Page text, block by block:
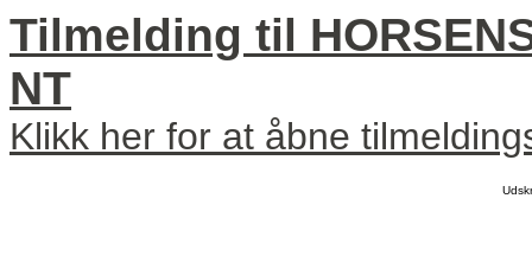
Tilmelding til
NT
Klikk her for at åbne